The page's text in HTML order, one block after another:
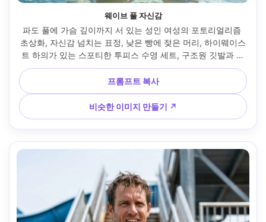
웨이브 풀 자신감
파도 풀에 가슴 깊이까지 서 있는 성인 여성의 포토리얼리즘
초상화, 자신감 넘치는 표정, 낮은 빵에 젖은 머리, 하이웨이스
트 하의가 있는 스포티한 투피스 수영 세트, 구조원 깃발과 부
드럽게 흐려진 먼 파도, 강한 하이라이트가 있는 밝은 태양과
물에 대한 사실적인 거울 반사, Nikon D850, 85mm f/1.8, 밀
접한 초상화 프레임, 기분 강화, 얼굴에 자연스러운 그림자, 편
집 사실, 고해상도 --ar 4:5
프롬프트 복사
비슷한 이미지 만들기 ↗